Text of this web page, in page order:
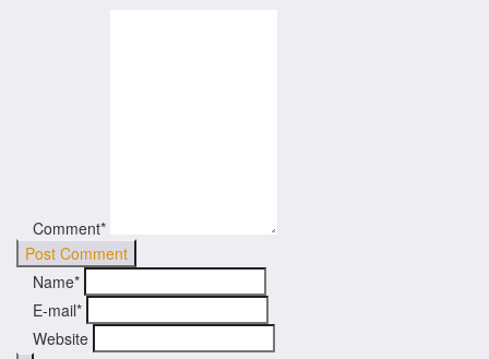
Comment*
Name*
E-mail*
Website